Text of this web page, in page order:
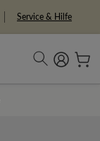
Service & Hilfe